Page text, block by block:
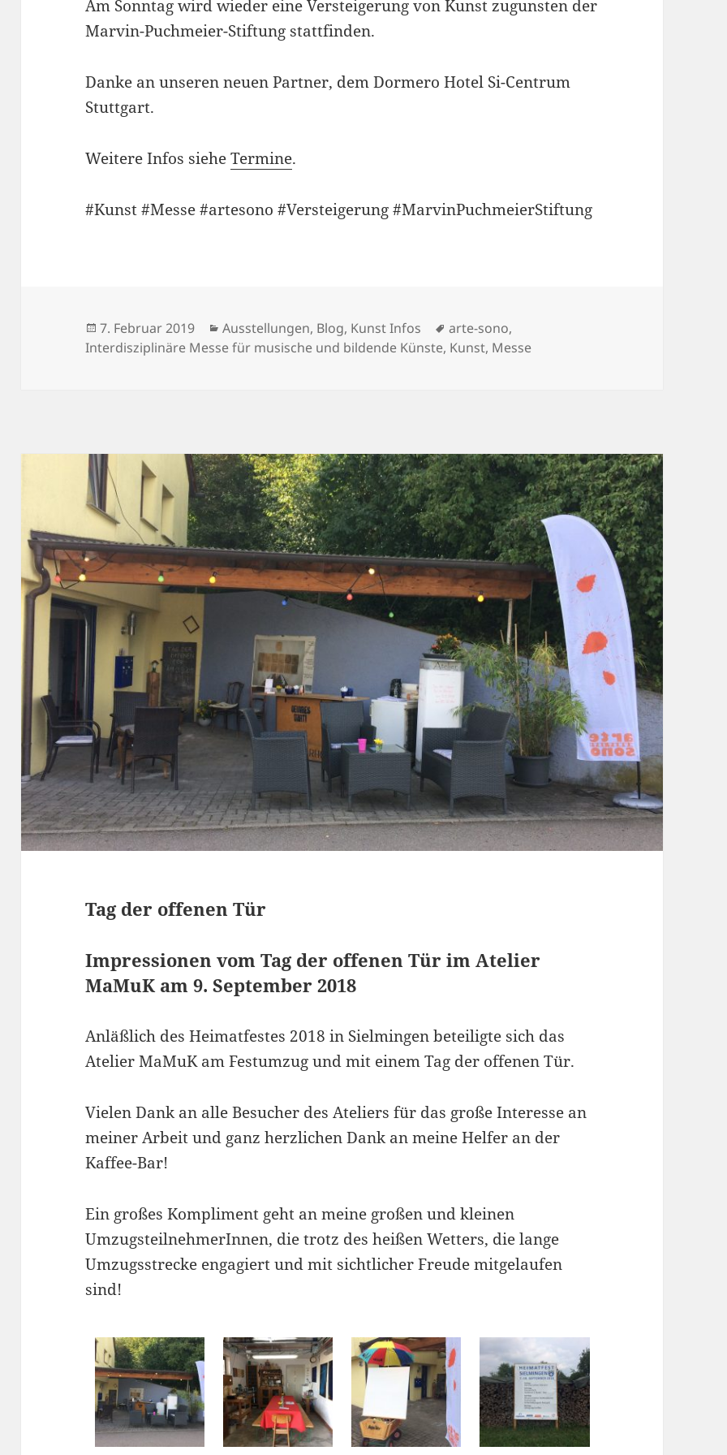
Am Sonntag wird wieder eine Versteigerung von Kunst zugunsten der
Marvin-Puchmeier-Stiftung stattfinden.
Danke an unseren neuen Partner, dem Dormero Hotel Si-Centrum
Stuttgart.
Weitere Infos sieheTermine.
#Kunst #Messe #artesono #Versteigerung #MarvinPuchmeierStiftung
Veröffentlicht
am
7. Februar 2019 Kategorien
Ausstellungen, Blog, Kunst Infos Schlagwörter
arte-sono,
Interdisziplinäre Messe für musische und bildende Künste, Kunst, Messe
Tag der offenen Tür
Impressionen vom Tag der offenen Tür im Atelier
MaMuK am 9. September 2018
Anläßlich des Heimatfestes 2018 in Sielmingen beteiligte sich das
Atelier MaMuK am Festumzug und mit einem Tag der offenen Tür.
Vielen Dank an alle Besucher des Ateliers für das große Interesse an
meiner Arbeit und ganz herzlichen Dank an meine Helfer an der
Kaffee-Bar!
Ein großes Kompliment geht an meine großen und kleinen
UmzugsteilnehmerInnen, die trotz des heißen Wetters, die lange
Umzugsstrecke engagiert und mit sichtlicher Freude mitgelaufen
sind!